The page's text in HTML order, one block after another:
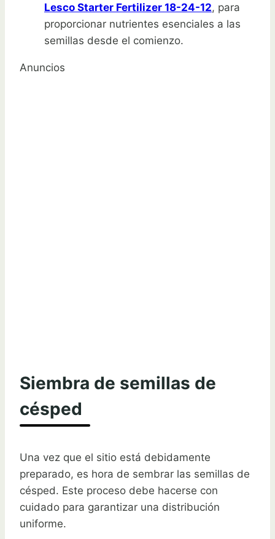
Lesco Starter Fertilizer 18-24-12, para
proporcionar nutrientes esenciales a las
semillas desde el comienzo.
Anuncios
Siembra de semillas de
césped
Una vez que el sitio está debidamente
preparado, es hora de sembrar las semillas de
césped. Este proceso debe hacerse con
cuidado para garantizar una distribución
uniforme.